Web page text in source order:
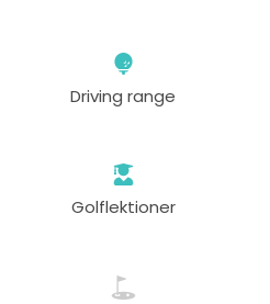
Driving range
Golflektioner